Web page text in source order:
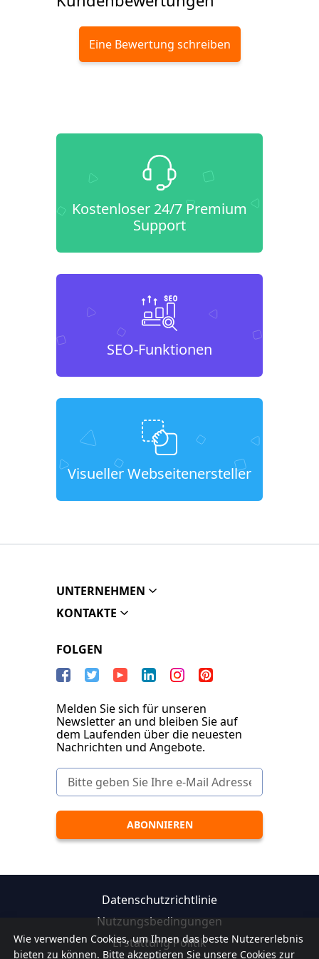
Eine Bewertung schreiben
Kostenloser 24/7 Premium
Support
SEO-Funktionen
Visueller Webseitenersteller
Wie verwenden Cookies, um Ihnen das beste Nutzererlebnis
bieten zu können. Bitte akzeptieren Sie unsere Cookies zur
UNTERNEHMEN
KONTAKTE
FOLGEN
Melden Sie sich für unseren
Newsletter an und bleiben Sie auf
dem Laufenden über die neuesten
Nachrichten und Angebote.
Datenschutzrichtlinie
Nutzungsbedingungen
Erstattung Politik